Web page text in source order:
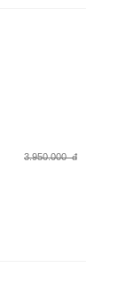
3.950.000 đ